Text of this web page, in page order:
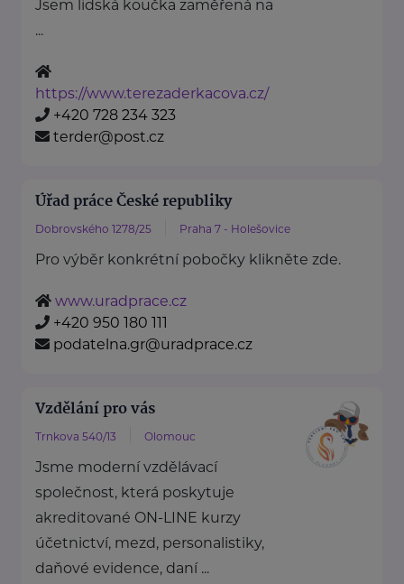
Jsem lidská koučka zaměřená na
...
https://www.terezaderkacova.cz/
+420 728 234 323
terder@post.cz
Úřad práce České republiky
Dobrovského 1278/25 Praha 7 - Holešovice
Pro výběr konkrétní pobočky klikněte zde.
www.uradprace.cz
+420 950 180 111
podatelna.gr@uradprace.cz
Vzdělání pro vás
Trnkova 540/13 Olomouc
Jsme moderní vzdělávací
společnost, která poskytuje
akreditované ON-LINE kurzy
účetnictví, mezd, personalistiky,
daňové evidence, daní ...